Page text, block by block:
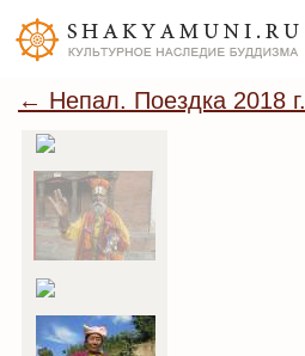
← Непал. Поездка 2018 г.